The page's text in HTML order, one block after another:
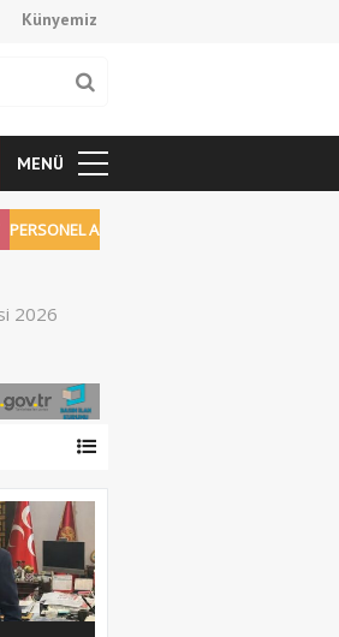
Künyemiz
MENÜ